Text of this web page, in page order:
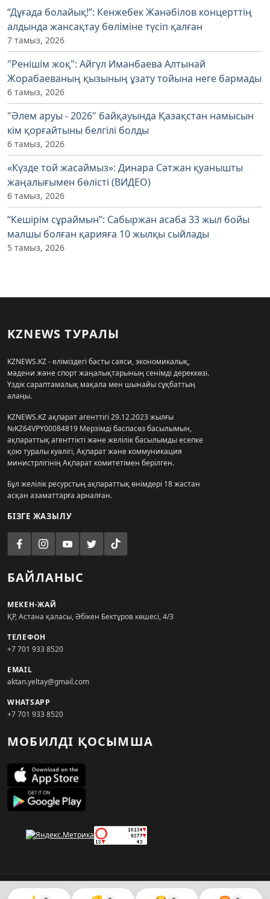
“Дұғада болайық!”: Кенжебек Жанәбілов концерттің
алдында жансақтау бөліміне түсіп қалған
7 тамыз, 2026
"Ренішім жоқ": Айгүл Иманбаева Алтынай
Жорабаеваның қызының ұзату тойына неге бармады
6 тамыз, 2026
"Әлем аруы - 2026" байқауында Қазақстан намысын
кім қорғайтыны белгілі болды
6 тамыз, 2026
«Күзде той жасаймыз»: Динара Сәтжан қуанышты
жаңалығымен бөлісті (ВИДЕО)
6 тамыз, 2026
“Кешірім сұраймын”: Сабыржан асаба 33 жыл бойы
малшы болған қарияға 10 жылқы сыйлады
5 тамыз, 2026
KZNEWS ТУРАЛЫ
KZNEWS.KZ - еліміздегі басты саяси, экономикалық,
мәдени және спорт жаңалықтарының сенімді дереккөзі.
Үздік сараптамалық мақала мен шынайы сұқбаттың
алаңы.
KZNEWS.KZ ақпарат агенттігі 29.12.2023 жылғы
№KZ64VPY00084819 Мерзімді баспасөз басылымын,
ақпараттық агенттікті және желілік басылымды есепке
қою туралы куәлігі, Ақпарат және коммуникация
министрлігінің Ақпарат комитетімен берілген.
Бұл желілік ресурстың ақпараттық өнімдері 18 жастан
асқан азаматтарға арналған.
БІЗГЕ ЖАЗЫЛУ
БАЙЛАНЫС
МЕКЕН-ЖАЙ
ҚР, Астана қаласы, Әбікен Бектұров көшесі, 4/3
ТЕЛЕФОН
+7 701 933 8520
EMAIL
aktan.yeltay@gmail.com
WHATSAPP
+7 701 933 8520
МОБИЛДІ ҚОСЫМША
© 2026. KZNEWS.KZ ақпарат агенттігі